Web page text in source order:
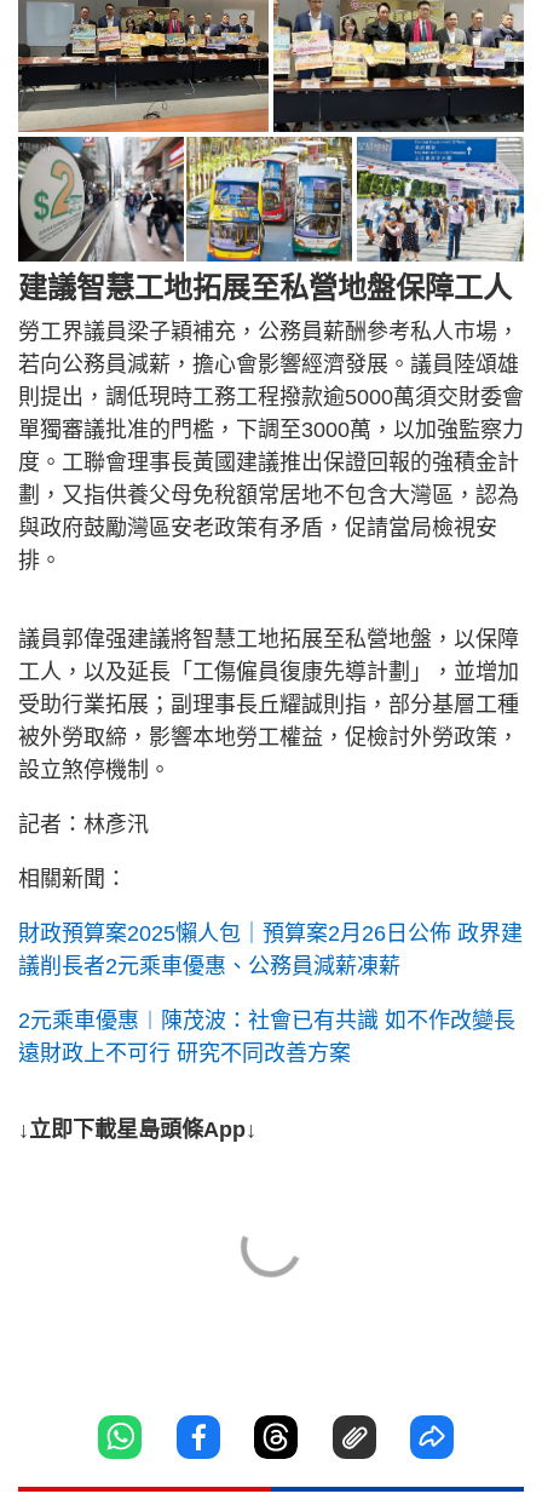
建議智慧工地拓展至私營地盤保障工人
勞工界議員梁子穎補充，公務員薪酬參考私人市場，
若向公務員減薪，擔心會影響經濟發展。議員陸頌雄
則提出，調低現時工務工程撥款逾5000萬須交財委會
單獨審議批准的門檻，下調至3000萬，以加強監察力
度。工聯會理事長黃國建議推出保證回報的強積金計
劃，又指供養父母免稅額常居地不包含大灣區，認為
與政府鼓勵灣區安老政策有矛盾，促請當局檢視安
排。
議員郭偉强建議將智慧工地拓展至私營地盤，以保障
工人，以及延長「工傷僱員復康先導計劃」，並增加
受助行業拓展；副理事長丘耀誠則指，部分基層工種
被外勞取締，影響本地勞工權益，促檢討外勞政策，
設立煞停機制。
記者：林彥汛
相關新聞：
財政預算案2025懶人包｜預算案2月26日公佈 政界建
議削長者2元乘車優惠、公務員減薪凍薪
2元乘車優惠︱陳茂波：社會已有共識 如不作改變長
遠財政上不可行 研究不同改善方案
↓立即下載星島頭條App↓